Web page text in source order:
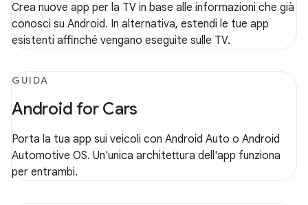
Crea nuove app per la TV in base alle informazioni che già
conosci su Android. In alternativa, estendi le tue app
esistenti affinché vengano eseguite sulle TV.
GUIDA
Android for Cars
Porta la tua app sui veicoli con Android Auto o Android
Automotive OS. Un'unica architettura dell'app funziona
per entrambi.